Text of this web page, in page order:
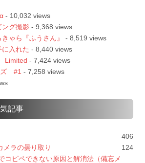
- 10,032 views
グ撮影 - 9,368 views
ゃら『ふうさん』
- 8,519 views
に入れた - 8,440 views
Limited - 7,424 views
ズ #1 - 7,258 views
記事
406
メラの曇り取り
124
コピペできない原因と解消法（備忘メ